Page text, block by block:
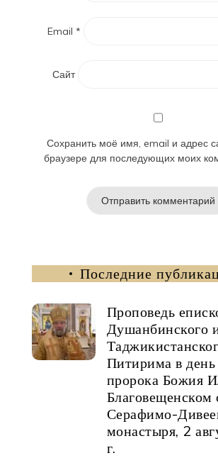
Email *
Сайт
Сохранить моё имя, email и адрес
браузере для последующих моих
Последние
Проповедь
Душанбинского
Питирима в
пророка Божия
Благовещенском
Серафимо-
монастыря, 2
г.